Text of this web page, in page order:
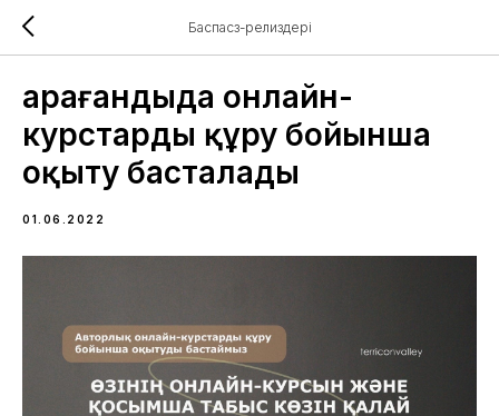
Баспасөз-релиздері
Қарағандыда онлайн-
курстарды құру бойынша
оқыту басталады
01.06.2022